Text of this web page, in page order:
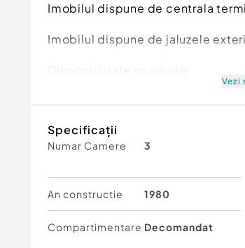
Imobilul dispune de centrala
Imobilul dispune de jaluzele
Confort:lux
Număr Băi:1
Vezi
Specificații
Numar Camere 3
An constructie 1980
Compartimentare Decomandat